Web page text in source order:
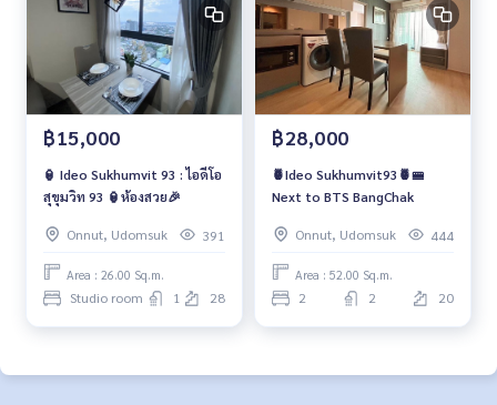
฿15,000
🏮 Ideo Sukhumvit 93 : ไอดีโอ
สุขุมวิท 93 🏮ห้องสวย🎉
Onnut, Udomsuk 391
Area : 26.00 Sq.m.
Studio room 1 28
฿28,000
🍍Ideo Sukhumvit93🍍🚝
Next to BTS BangChak
Onnut, Udomsuk 444
Area : 52.00 Sq.m.
2 2 20